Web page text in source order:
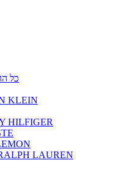
כל
KLEIN
HILFIGER
LAUREN